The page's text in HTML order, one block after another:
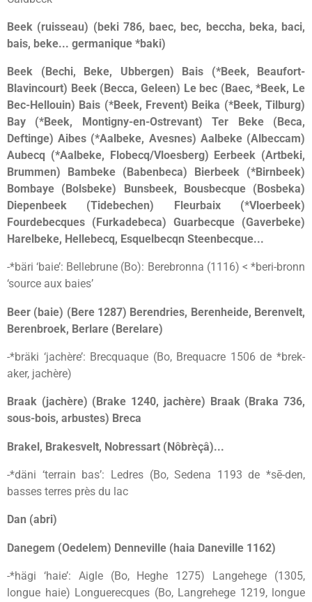
Beek (ruisseau) (beki 786, baec, bec, beccha, beka, baci,
bais, beke... germanique *baki)
Beek (Bechi, Beke, Ubbergen) Bais (*Beek, Beaufort-
Blavincourt) Beek (Becca, Geleen) Le bec (Baec, *Beek, Le
Bec-Hellouin) Bais (*Beek, Frevent) Beika (*Beek, Tilburg)
Bay (*Beek, Montigny-en-Ostrevant) Ter Beke (Beca,
Deftinge) Aibes (*Aalbeke, Avesnes) Aalbeke (Albeccam)
Aubecq (*Aalbeke, Flobecq/Vloesberg) Eerbeek (Artbeki,
Brummen) Bambeke (Babenbeca) Bierbeek (*Birnbeek)
Bombaye (Bolsbeke) Bunsbeek, Bousbecque (Bosbeka)
Diepenbeek (Tidebechen) Fleurbaix (*Vloerbeek)
Fourdebecques (Furkadebeca) Guarbecque (Gaverbeke)
Harelbeke, Hellebecq, Esquelbecqn Steenbecque...
-*bäri ‘baie’: Bellebrune (Bo): Berebronna (1116) < *beri-bronn
‘source aux baies’
Beer (baie) (Bere 1287) Berendries, Berenheide, Berenvelt,
Berenbroek, Berlare (Berelare)
-*bräki ‘jachère’: Brecquaque (Bo, Brequacre 1506 de *brek-
aker, jachère)
Braak (jachère) (Brake 1240, jachère) Braak (Braka 736,
sous-bois, arbustes) Breca
Brakel, Brakesvelt, Nobressart (Nôbrèçâ)...
-*däni ‘terrain bas’: Ledres (Bo, Sedena 1193 de *sē-den,
basses terres près du lac
Dan (abri)
Danegem (Oedelem) Denneville (haia Daneville 1162)
-*hägi ‘haie’: Aigle (Bo, Heghe 1275) Langehege (1305,
longue haie) Longuerecques (Bo, Langrehege 1219, longue